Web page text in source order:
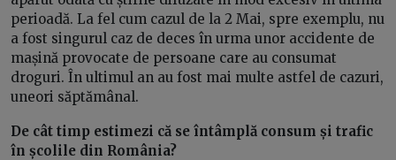
perioadă. La fel cum cazul de la 2 Mai, spre exemplu, nu
a fost singurul caz de deces în urma unor accidente de
mașină provocate de persoane care au consumat
droguri. În ultimul an au fost mai multe astfel de cazuri,
uneori săptămânal.
De cât timp estimezi că se întâmplă consum și trafic
în școlile din România?